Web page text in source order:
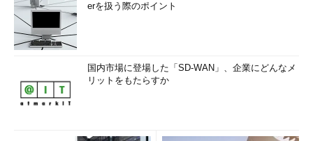
erを扱う際のポイント
国内市場に登場した「SD-WAN」、企業にどんなメ
リットをもたらすか